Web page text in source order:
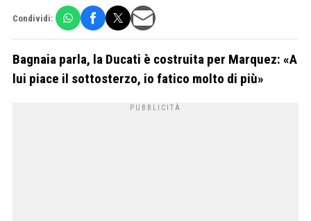
Condividi:
Bagnaia parla, la Ducati è costruita per Marquez: «A
lui piace il sottosterzo, io fatico molto di più»